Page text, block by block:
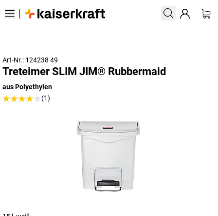
Art-Nr.: 124238 49
Treteimer SLIM JIM® Rubbermaid
aus Polyethylen
(1)